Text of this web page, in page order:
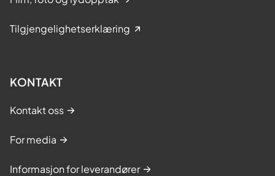
Tilgjengelighetserklæring
KONTAKT
Kontakt oss
For media
Informasjon for leverandører